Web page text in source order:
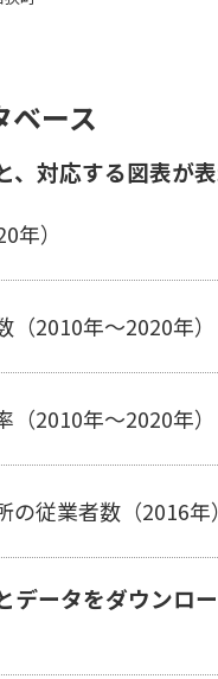
ース
対応する図表が表
年）
2010年～2020年）
2010年～2020年）
従業者数（2016年）
ータをダウンロー